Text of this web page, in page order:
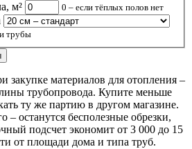
м²
0 – если тёплых полов нет
трубы
закупке материалов для отопления –
трубопровода. Купите меньше
ту же партию в другом магазине.
– останутся бесполезные обрезки,
подсчет экономит от 3 000 до 15
от площади дома и типа труб.